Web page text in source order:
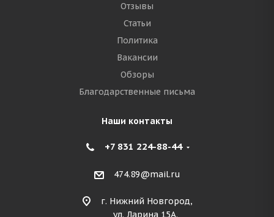
Отзывы
Статьи
Политика
Вакансии
Обзоры
Благодарственные письма
Наши контакты
+7 831 224-88-44
474.89@mail.ru
г. Нижний Новгород,
ул. Ларина 15А.